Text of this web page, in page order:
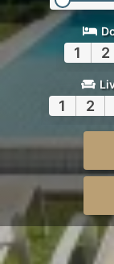
1 2
1 2